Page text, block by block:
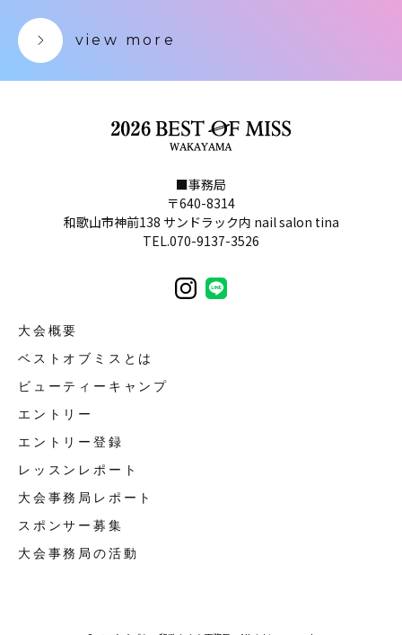
view more
■事務局
〒640-8314
和歌山市神前138 サンドラック内 nail salon tina
TEL.070-9137-3526
大会概要
ベストオブミスとは
ビューティーキャンプ
エントリー
エントリー登録
レッスンレポート
大会事務局レポート
スポンサー募集
大会事務局の活動